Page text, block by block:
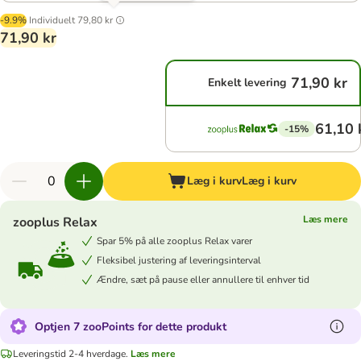
-9.9% Individuelt 79,80 kr
71,90 kr
Enkelt levering 71,90 kr
-15% 61,10
Læg i kurvLæg i kurv
zooplus Relax
Læs mere
Spar 5% på alle zooplus Relax varer
Fleksibel justering af leveringsinterval
Ændre, sæt på pause eller annullere til enhver tid
Optjen 7 zooPoints for dette produkt
Leveringstid 2-4 hverdage. Læs mere